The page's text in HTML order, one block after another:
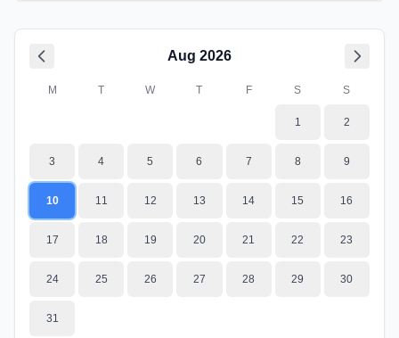
Aug 2026
M T W T F S S
1 2
3 4 5 6 7 8 9
10 11 12 13 14 15 16
17 18 19 20 21 22 23
24 25 26 27 28 29 30
31